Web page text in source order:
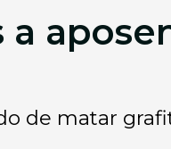
a
de matar